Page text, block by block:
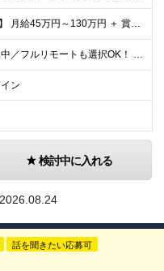
【年収600万円～】 月給45万円～130万円 ＋ 賞与年2回（108万円～） ＋ 高還元（単価の80％～92％） ※残業代は1分単位で100％全額支給。サービス残業などは一切ありません ※試用期間6
★全国各地で募集中／フルリモートも選択OK！ ご自宅から通いやすい「全国のプロジェクト先」または「フルリモート・リモート」での勤務となります。 ※リモート実施率：96％ ※フルリモート勤務：多数実績
ン
検討中に入れる
2026.08.24
話を聞きたい応募可